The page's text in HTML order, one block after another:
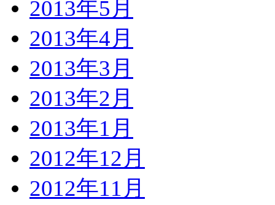
2013年5月
2013年4月
2013年3月
2013年2月
2013年1月
2012年12月
2012年11月